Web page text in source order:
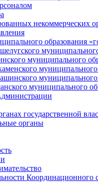
некоммерческих
образования
муниципального
муниципального
муниципального
муниципального
государственной
органы
Координационного